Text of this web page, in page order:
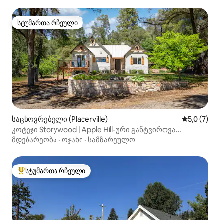
სტუმართა რჩეული
სტუმართა რჩეული
საცხოვრებელი (Placerville) საშუალო
5,0 (7)
კოტეჯი Storywood | Apple Hill-ური განტვირთვა
ჰიდრომასაჟიანი აუზით
მდებარეობა · ოჯახი · სამზარეულო
სტუმართა რჩეული მოწინავე ვარიანტი
სტუმართა რჩეული